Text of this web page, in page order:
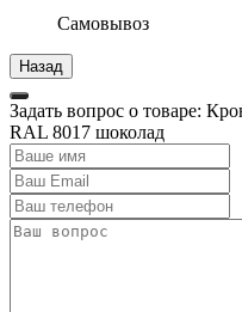
Самовывоз
Задать вопрос о товаре:
RAL 8017 шоколад